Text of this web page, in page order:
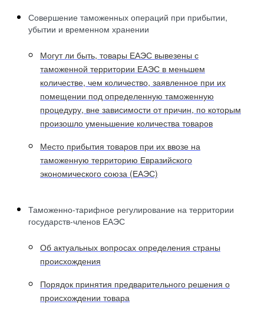
Совершение таможенных операций при прибытии,
убытии и временном хранении
Могут ли быть, товары ЕАЭС вывезены с
таможенной территории ЕАЭС в меньшем
количестве, чем количество, заявленное при их
помещении под определенную таможенную
процедуру, вне зависимости от причин, по которым
произошло уменьшение количества товаров
Место прибытия товаров при их ввозе на
таможенную территорию Евразийского
экономического союза (ЕАЭС)
Таможенно-тарифное регулирование на территории
государств-членов ЕАЭС
Об актуальных вопросах определения страны
происхождения
Порядок принятия предварительного решения о
происхождении товара